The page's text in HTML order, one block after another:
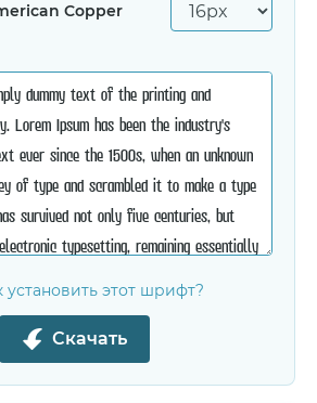
Copper
установить этот шрифт?
Скачать